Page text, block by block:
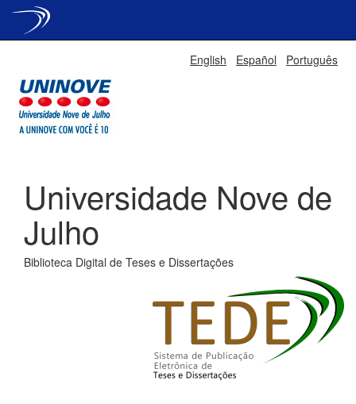
English Español Português
Universidade Nove de
Julho
Biblioteca Digital de Teses e Dissertações